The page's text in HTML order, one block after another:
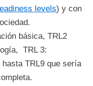
levels) y con
básica, TRL2
TRL 3:
TRL9 que sería